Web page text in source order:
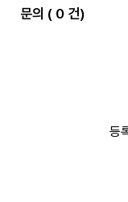
문의 ( 0 건)
등